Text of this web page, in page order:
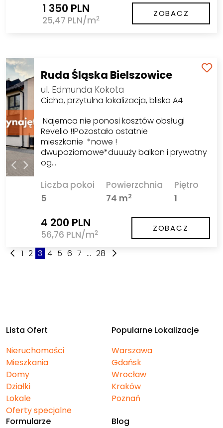
1 350 PLN
25,47 PLN/m2 ZOBACZ
Ruda Śląska Bielszowice
ul. Edmunda Kokota
Cicha, przytulna lokalizacja, blisko A4
Najemca nie ponosi kosztów obsługi
Revelio !!Pozostało ostatnie
mieszkanie *nowe !
dwupoziomowe*duuuży balkon i prywatny
og…
Liczba pokoi
5
Powierzchnia
74 m2
Piętro
1
4 200 PLN
56,76 PLN/m2 ZOBACZ
1 2 3 4 5 6 7 ... 28
Lista Ofert
Nieruchomości
Mieszkania
Domy
Działki
Lokale
Oferty specjalne
Popularne Lokalizacje
Warszawa
Gdańsk
Wrocław
Kraków
Poznań
Formularze
Blog